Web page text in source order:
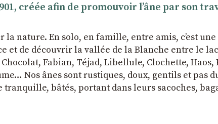
créée afin de promouvoir lʼâne par son
nature. En solo, en famille, entre amis, cʼest
et de découvrir la vallée de la Blanche entre le
Fabian, Téjad, Libellule, Clochette,
Nos ânes sont rustiques, doux, gentils et
bâtés, portant dans leurs sacoches,